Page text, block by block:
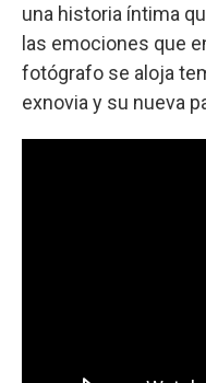
una historia íntima
las emociones que
fotógrafo se aloja
exnovia y su nueva